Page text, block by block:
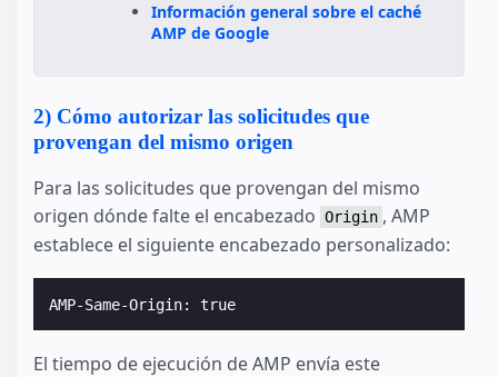
Información general sobre el caché
AMP de Google
2) Cómo autorizar las solicitudes que
provengan del mismo origen
Para las solicitudes que provengan del mismo
origen dónde falte el encabezado Origin , AMP
establece el siguiente encabezado personalizado:
El tiempo de ejecución de AMP envía este